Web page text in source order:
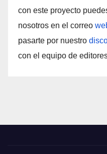
con este proyecto
nosotros en el correo
pasarte por nuestro
con el equipo de